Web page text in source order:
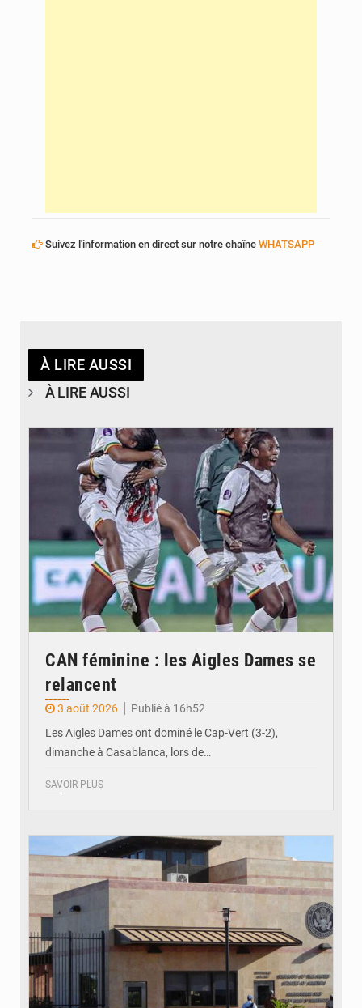
Suivez l'information en direct sur notre chaîne WHATSAPP
À LIRE AUSSI
À LIRE AUSSI
© FEMAFOOT
CAN féminine : les Aigles Dames se
relancent
3 août 2026
Publié à 16h52
Les Aigles Dames ont dominé le Cap-Vert (3-2),
dimanche à Casablanca, lors de…
SAVOIR PLUS